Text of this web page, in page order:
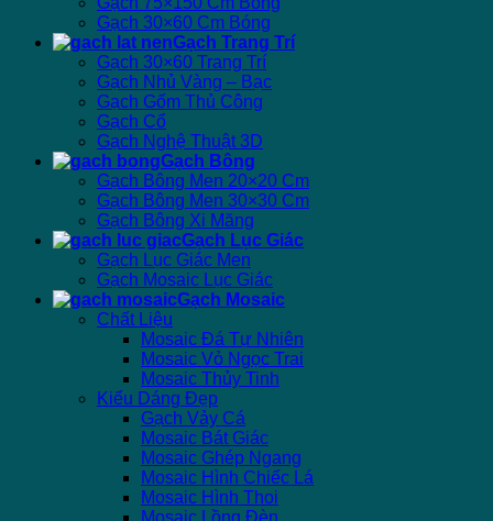
Gạch 30×60 Cm Bóng
Gạch Trang Trí
Gạch 30×60 Trang Trí
Gạch Nhủ Vàng – Bạc
Gạch Gốm Thủ Công
Gạch Cổ
Gạch Nghệ Thuật 3D
Gạch Bông
Gạch Bông Men 20×20 Cm
Gạch Bông Men 30×30 Cm
Gạch Bông Xi Măng
Gạch Lục Giác
Gạch Lục Giác Men
Gạch Mosaic Lục Giác
Gạch Mosaic
Chất Liệu
Mosaic Đá Tự Nhiên
Mosaic Vỏ Ngọc Trai
Mosaic Thủy Tinh
Kiểu Dáng Đẹp
Gạch Vảy Cá
Mosaic Bát Giác
Mosaic Ghép Ngang
Mosaic Hình Chiếc Lá
Mosaic Hình Thoi